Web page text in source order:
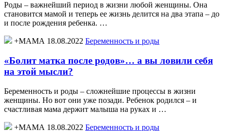
Роды – важнейший период в жизни любой женщины. Она
становится мамой и теперь ее жизнь делится на два этапа – до
и после рождения ребенка. …
+МАМА 18.08.2022 Беременность и роды
«Болит матка после родов»… а вы ловили себя
на этой мысли?
Беременность и роды – сложнейшие процессы в жизни
женщины. Но вот они уже позади. Ребенок родился – и
счастливая мама держит малыша на руках и …
+МАМА 18.08.2022 Беременность и роды